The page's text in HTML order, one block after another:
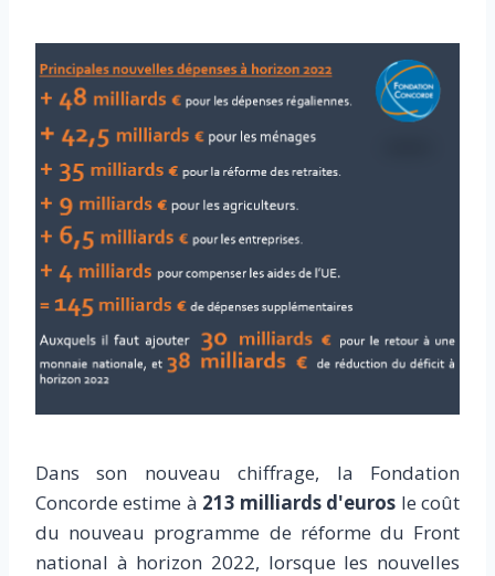
Dans son nouveau chiffrage, la Fondation
Concorde estime à 213 milliards d'euros le coût
du nouveau programme de réforme du Front
national à horizon 2022, lorsque les nouvelles